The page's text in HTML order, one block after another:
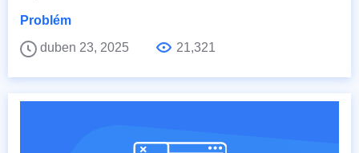
Problém
duben 23, 2025
21,321